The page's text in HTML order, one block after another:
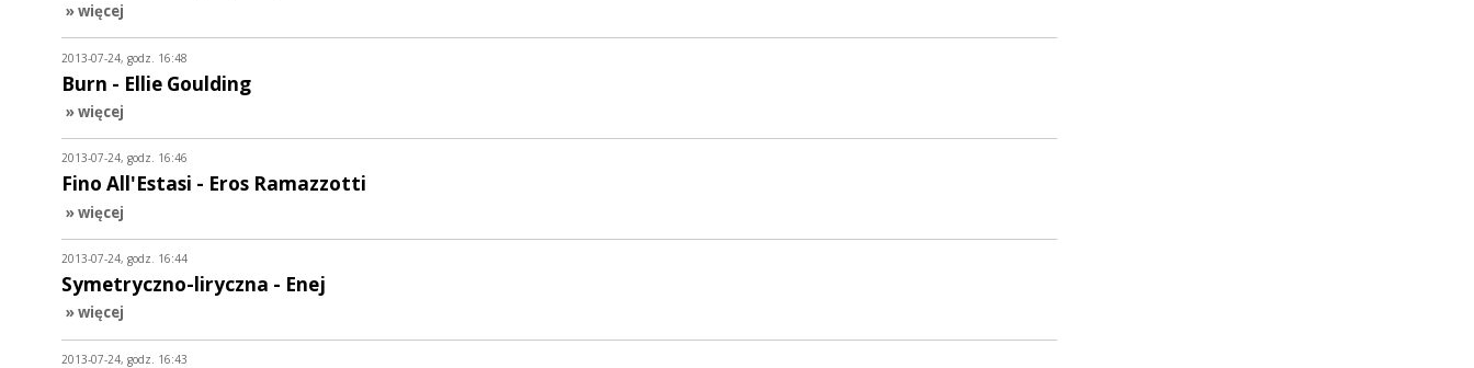
» więcej
2013-07-24, godz. 16:48
Burn - Ellie Goulding
» więcej
2013-07-24, godz. 16:46
Fino All'Estasi - Eros Ramazzotti
» więcej
2013-07-24, godz. 16:44
Symetryczno-liryczna - Enej
» więcej
2013-07-24, godz. 16:43